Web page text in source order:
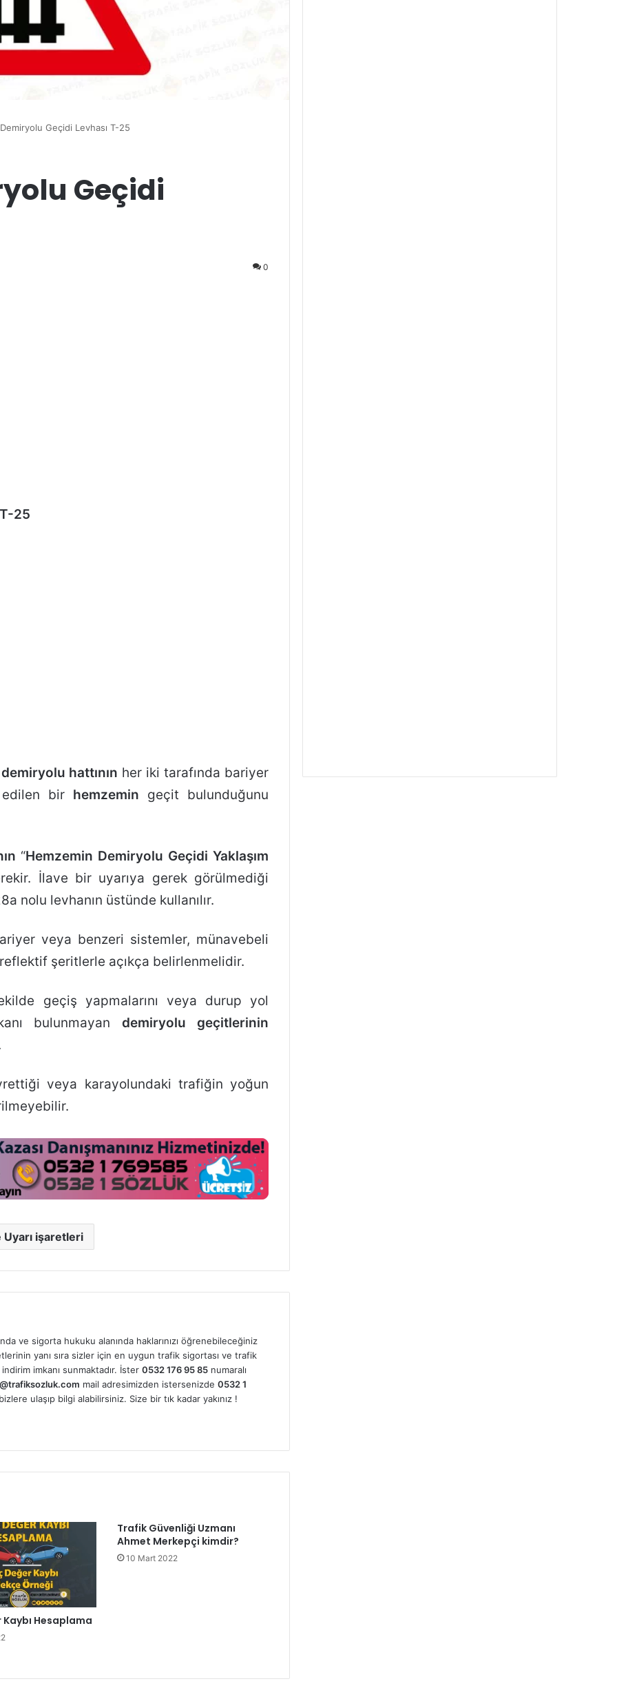
Geçidi Levhası T-25
Geçidi
0
25
demiryolu hattının her iki tarafında bariyer
bir hemzemin geçit bulunduğunu
“Hemzemin Demiryolu Geçidi Yaklaşım
İlave bir uyarıya gerek görülmediği
nolu levhanın üstünde kullanılır.
veya benzeri sistemler, münavebeli
reflektif şeritlerle açıkça belirlenmelidir.
geçiş yapmalarını veya durup yol
bulunmayan demiryolu geçitlerinin
veya karayolundaki trafiğin yoğun
Uyarı işaretleri
nda ve sigorta hukuku alanında haklarınızı öğrenebileceğiniz
yanı sıra sizler için en uygun trafik sigortası ve trafik
imkanı sunmaktadır. İster 0532 176 95 85 numaralı
mail adresimizden istersenizde 0532 1
ulaşıp bilgi alabilirsiniz. Size bir tık kadar yakınız !
Hesaplama
Trafik Güvenliği Uzmanı
Ahmet Merkepçi kimdir?
10 Mart 2022